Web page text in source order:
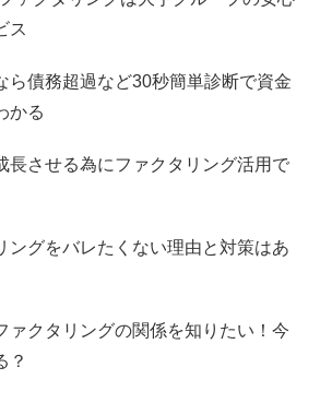
ス
ら債務超過など30秒簡単診断で資金
かる
長させる為にファクタリング活用で
ングをバレたくない理由と対策はあ
ァクタリングの関係を知りたい！今
？